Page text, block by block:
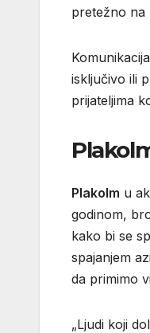
pretežno na
isključivo ili
prijateljima
Plakolm u
godinom,
kako bi se
spajanjem
da primimo
„Ljudi koji